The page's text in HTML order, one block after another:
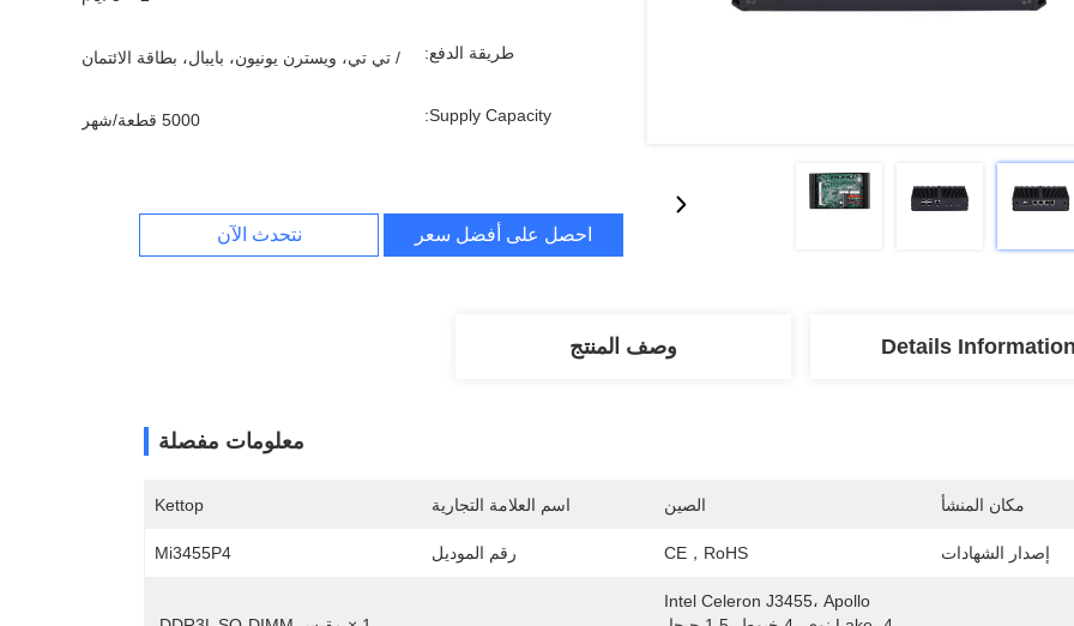
طريقة الدفع: / تي تي، ويسترن يونيون، بايبال، بطاقة الائتمان
Supply Capacity: 5000 قطعة/شهر
احصل على أفضل سعر نتحدث الآن
Details Information وصف المنتج
معلومات مفصلة
مكان المنشأ الصين اسم العلامة التجارية Kettop
إصدار الشهادات CE，RoHS رقم الموديل Mi3455P4
Intel Celeron J3455، Apollo